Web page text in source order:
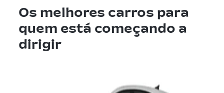
Os melhores carros para
quem está começando a
dirigir